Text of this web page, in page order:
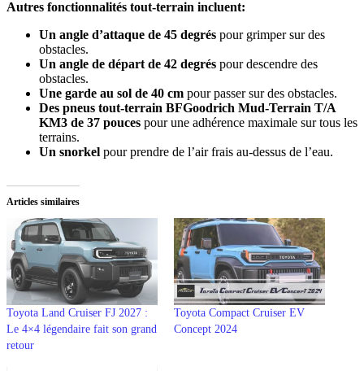
Autres fonctionnalités tout-terrain incluent:
Un angle d’attaque de 45 degrés pour grimper sur des
obstacles.
Un angle de départ de 42 degrés pour descendre des
obstacles.
Une garde au sol de 40 cm pour passer sur des obstacles.
Des pneus tout-terrain BFGoodrich Mud-Terrain T/A
KM3 de 37 pouces pour une adhérence maximale sur tous les
terrains.
Un snorkel pour prendre de l’air frais au-dessus de l’eau.
Articles similaires
Toyota Land Cruiser FJ 2027 :
Le 4×4 légendaire fait son grand
retour
Toyota Compact Cruiser EV
Concept 2024